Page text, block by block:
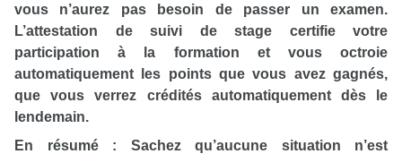
vous n’aurez pas besoin de passer un examen.
L’attestation de suivi de stage certifie votre
participation à la formation et vous octroie
automatiquement les points que vous avez gagnés,
que vous verrez crédités automatiquement dès le
lendemain.
En résumé : Sachez qu’aucune situation n’est